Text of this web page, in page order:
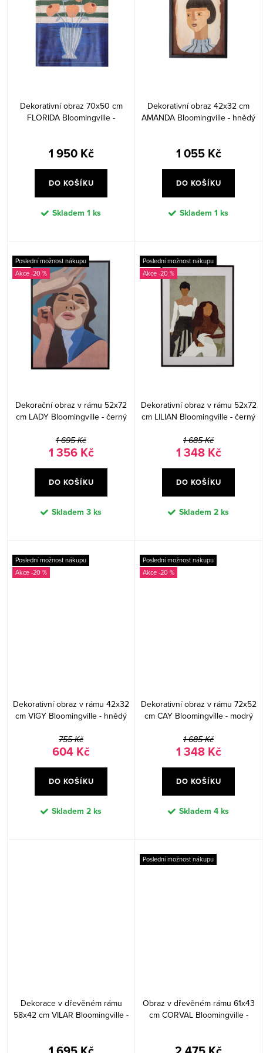
Dekorativní obraz 70x50 cm
FLORIDA Bloomingville -
1 950 Kč
DO KOŠÍKU
Skladem 1 ks
Dekorativní obraz 42x32 cm
AMANDA Bloomingville - hnědý
1 055 Kč
DO KOŠÍKU
Skladem 1 ks
Poslední možnost nákupu
-20 %
Dekorační obraz v rámu 52x72
cm LADY Bloomingville - černý
1 695 Kč
1 356 Kč
DO KOŠÍKU
Skladem 3 ks
Poslední možnost nákupu
-20 %
Dekorativní obraz v rámu 52x72
cm LILIAN Bloomingville - černý
1 685 Kč
1 348 Kč
DO KOŠÍKU
Skladem 2 ks
Poslední možnost nákupu
-20 %
Dekorativní obraz v rámu 42x32
cm VIGY Bloomingville - hnědý
755 Kč
604 Kč
DO KOŠÍKU
Skladem 2 ks
Poslední možnost nákupu
-20 %
Dekorativní obraz v rámu 72x52
cm CAY Bloomingville - modrý
1 685 Kč
1 348 Kč
DO KOŠÍKU
Skladem 4 ks
Dekorace v dřevěném rámu
58x42 cm VILAR Bloomingville -
Poslední možnost nákupu
Obraz v dřevěném rámu 61x43
cm CORVAL Bloomingville -